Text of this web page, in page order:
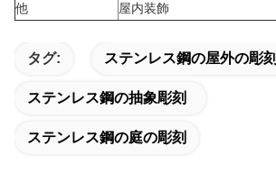
他
屋内装飾
タグ: ステンレス鋼の屋外の彫刻
ステンレス鋼の抽象彫刻
ステンレス鋼の庭の彫刻